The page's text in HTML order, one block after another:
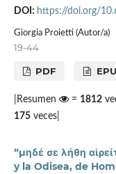
DOI: https://doi.org/
Giorgia Proietti (Autor/a)
19-44
PDF
|Resumen = 1812
175veces|
“μηδέ σε λήθη
y la Odisea, de